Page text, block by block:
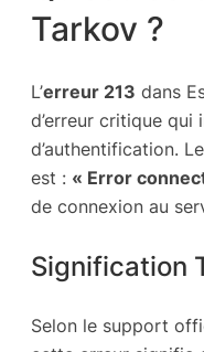
Tarkov ?
L’erreur 213 dans
d’erreur critique qui
d’authentification.
est : « Error
de connexion au
Signification
Selon le support